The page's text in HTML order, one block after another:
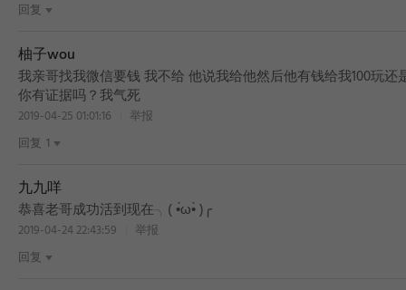
回复
柚子wou
我亲哥找我微信要钱 我不给 他说我给他然后他有钱给我100玩
你有证据吗？我气死
2019-04-25 01:01:16
举报
回复 1
九九咩
恭喜老哥成功活到现在╮( •́ω•̀ )╭
2019-04-24 22:43:59
举报
回复